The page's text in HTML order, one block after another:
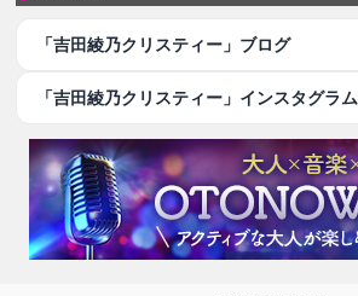
「吉田綾乃クリスティー」ブログ
「吉田綾乃クリスティー」インスタグラム